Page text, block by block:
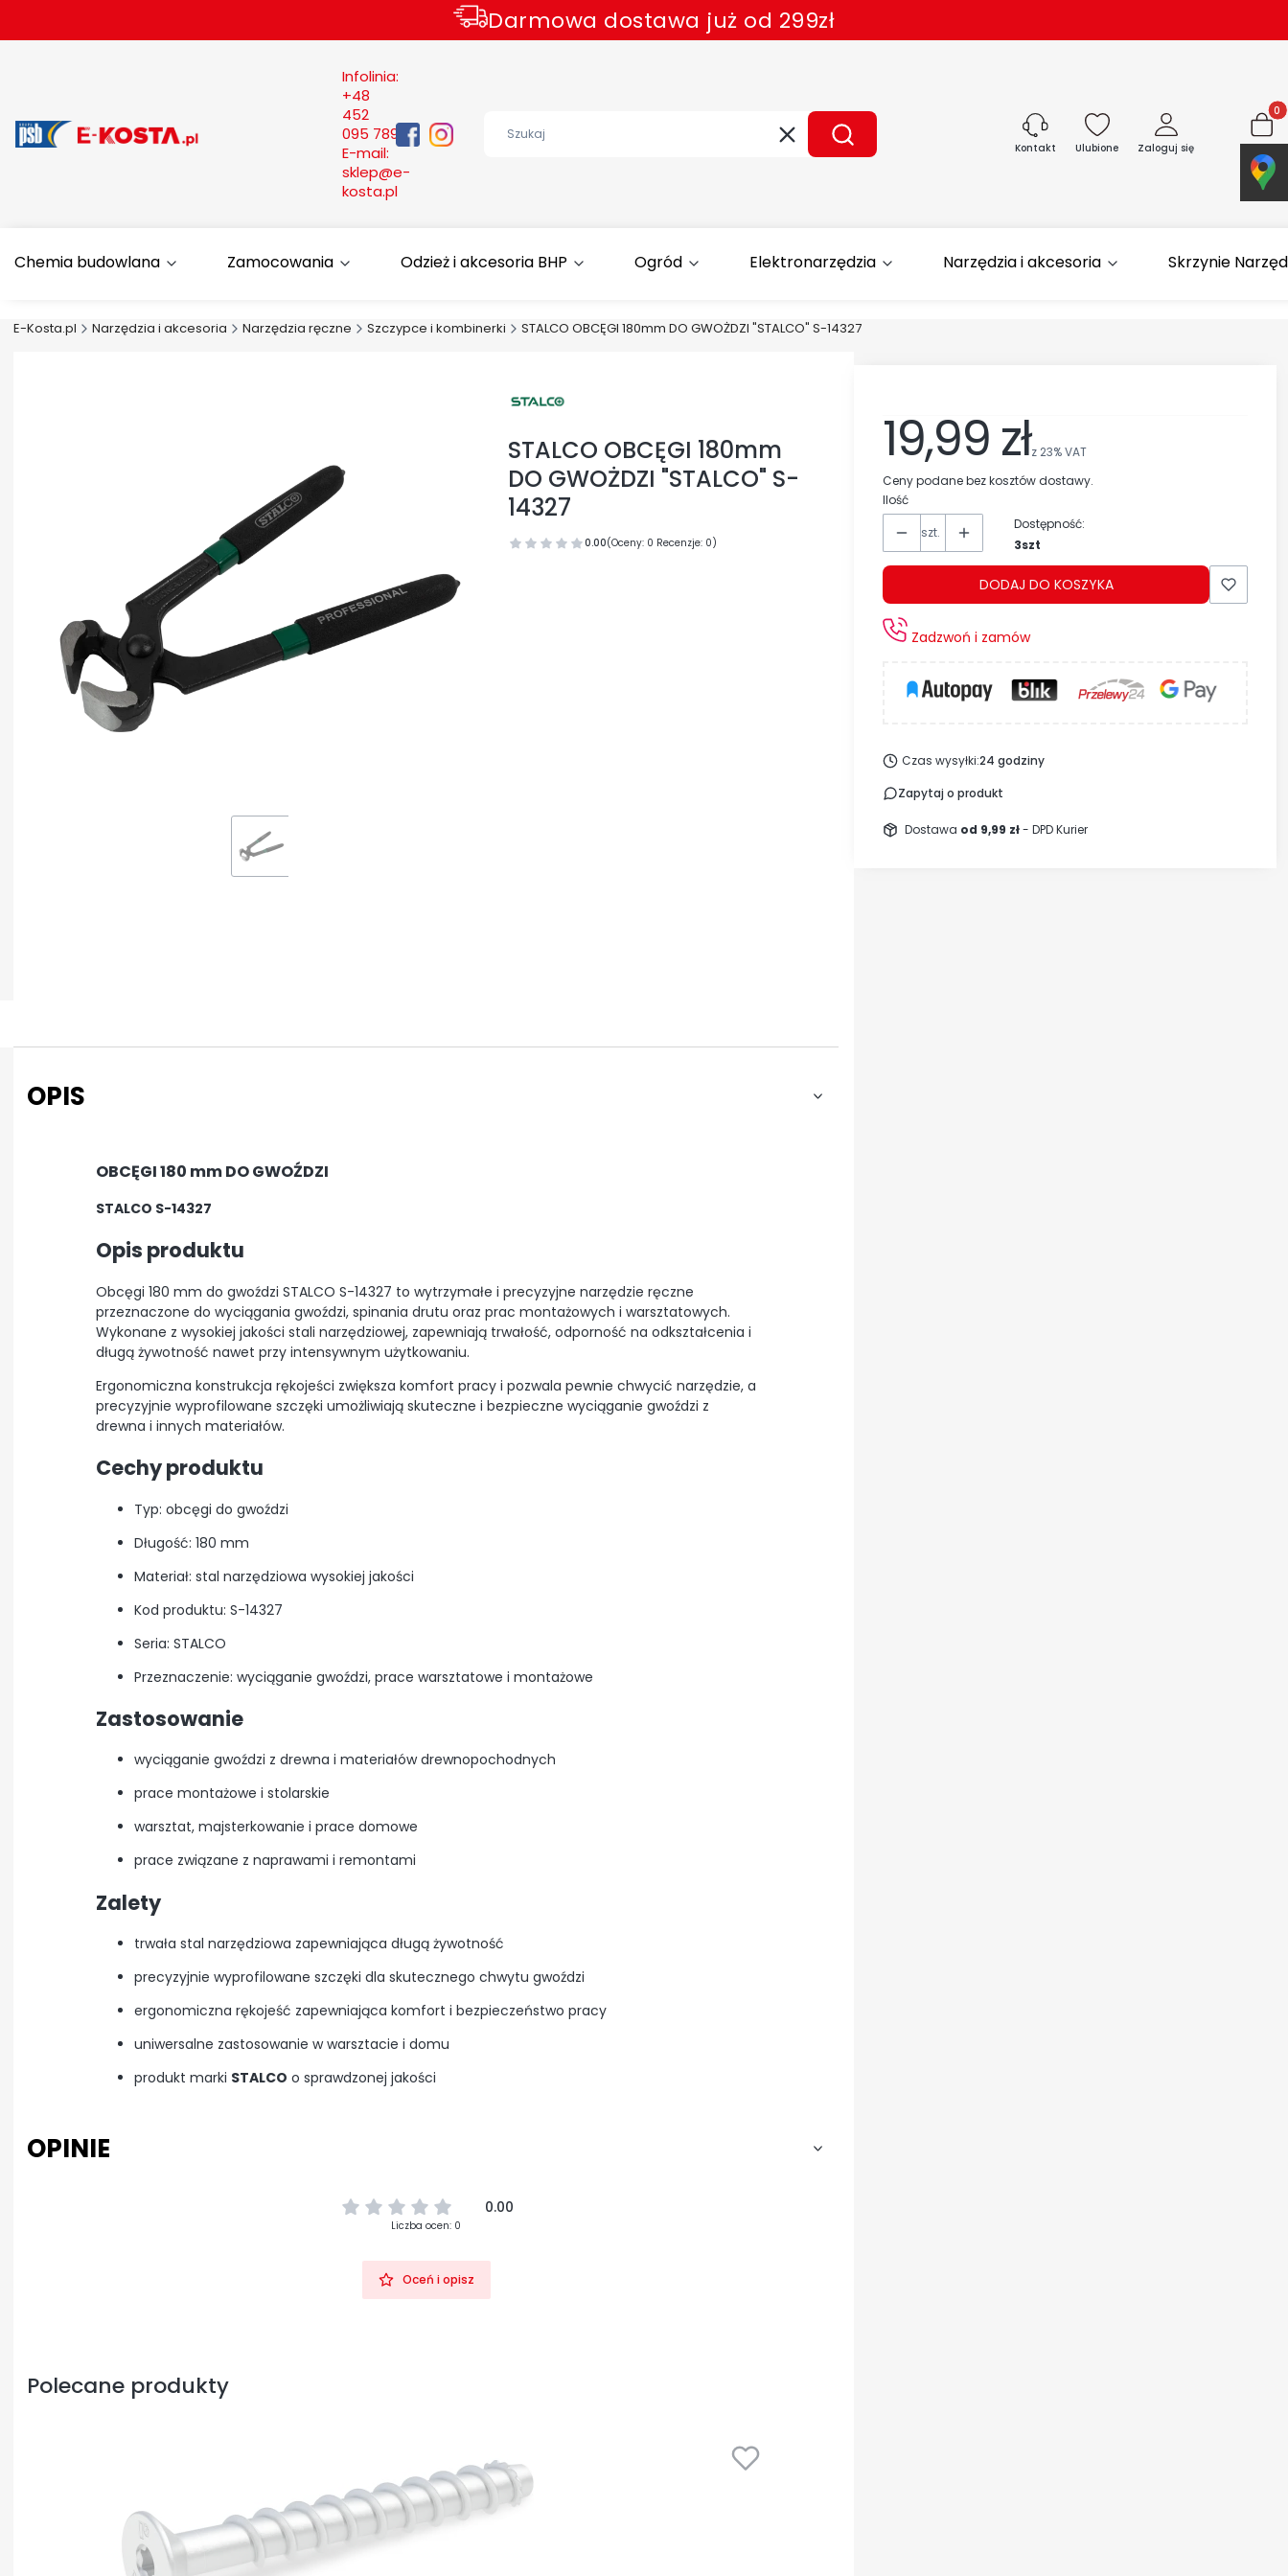
Darmowa dostawa już od 299zł
Infolinia:
+48
452
095 789
E-mail:
sklep@e-
kosta.pl
Wyczyść Szukaj Kontakt Ulubione Zaloguj się Koszyk
Chemia budowlana Zamocowania Odzież i akcesoria BHP Ogród Elektronarzędzia Narzędzia i akcesoria Skrzynie
E-Kosta.pl Narzędzia i akcesoria Narzędzia ręczne Szczypce i kombinerki STALCO OBCĘGI 180mm DO GWOŻDZI "STALCO" S-14327
STALCO OBCĘGI 180mm
DO GWOŻDZI "STALCO" S-
14327
0.00(Oceny: 0 Recenzje: 0)
OPIS
OBCĘGI 180 mm DO GWOŹDZI
STALCO S-14327
Opis produktu
Obcęgi 180 mm do gwoździ STALCO S-14327 to wytrzymałe i precyzyjne narzędzie ręczne
przeznaczone do wyciągania gwoździ, spinania drutu oraz prac montażowych i warsztatowych.
Wykonane z wysokiej jakości stali narzędziowej, zapewniają trwałość, odporność na odkształcenia i
długą żywotność nawet przy intensywnym użytkowaniu.
Ergonomiczna konstrukcja rękojeści zwiększa komfort pracy i pozwala pewnie chwycić narzędzie, a
precyzyjnie wyprofilowane szczęki umożliwiają skuteczne i bezpieczne wyciąganie gwoździ z
drewna i innych materiałów.
Cechy produktu
Typ: obcęgi do gwoździ
Długość: 180 mm
Materiał: stal narzędziowa wysokiej jakości
Kod produktu: S-14327
Seria: STALCO
Przeznaczenie: wyciąganie gwoździ, prace warsztatowe i montażowe
Zastosowanie
wyciąganie gwoździ z drewna i materiałów drewnopochodnych
prace montażowe i stolarskie
warsztat, majsterkowanie i prace domowe
prace związane z naprawami i remontami
Zalety
trwała stal narzędziowa zapewniająca długą żywotność
precyzyjnie wyprofilowane szczęki dla skutecznego chwytu gwoździ
ergonomiczna rękojeść zapewniająca komfort i bezpieczeństwo pracy
uniwersalne zastosowanie w warsztacie i domu
produkt marki STALCO o sprawdzonej jakości
OPINIE
0.00
Liczba ocen: 0
Oceń i opisz
Polecane produkty
19,99 złz 23%VAT
Ceny podane bez kosztów dostawy.
Ilość
szt.
Dostępność:
3szt
DODAJ DO KOSZYKA
Zadzwoń i zamów
Czas wysyłki:24 godziny
Zapytaj o produkt
Dostawa od 9,99 zł- DPD Kurier